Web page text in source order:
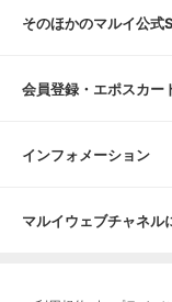
そのほかのマルイ公式
会員登録・エポスカー
インフォメーション
マルイウェブチャネル